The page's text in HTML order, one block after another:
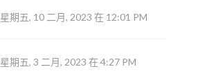
星期五, 10 二月, 2023 在 12:01 PM
星期五, 3 二月, 2023 在 4:27 PM